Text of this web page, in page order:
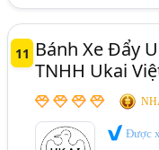
11 Bánh Xe Đẩy
TNHH Ukai
Được